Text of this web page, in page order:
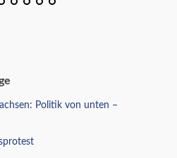
Politik von unten –